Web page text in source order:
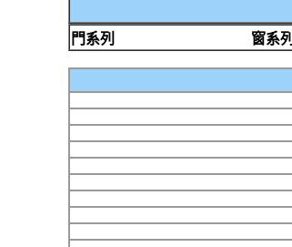
門系列
窗系列